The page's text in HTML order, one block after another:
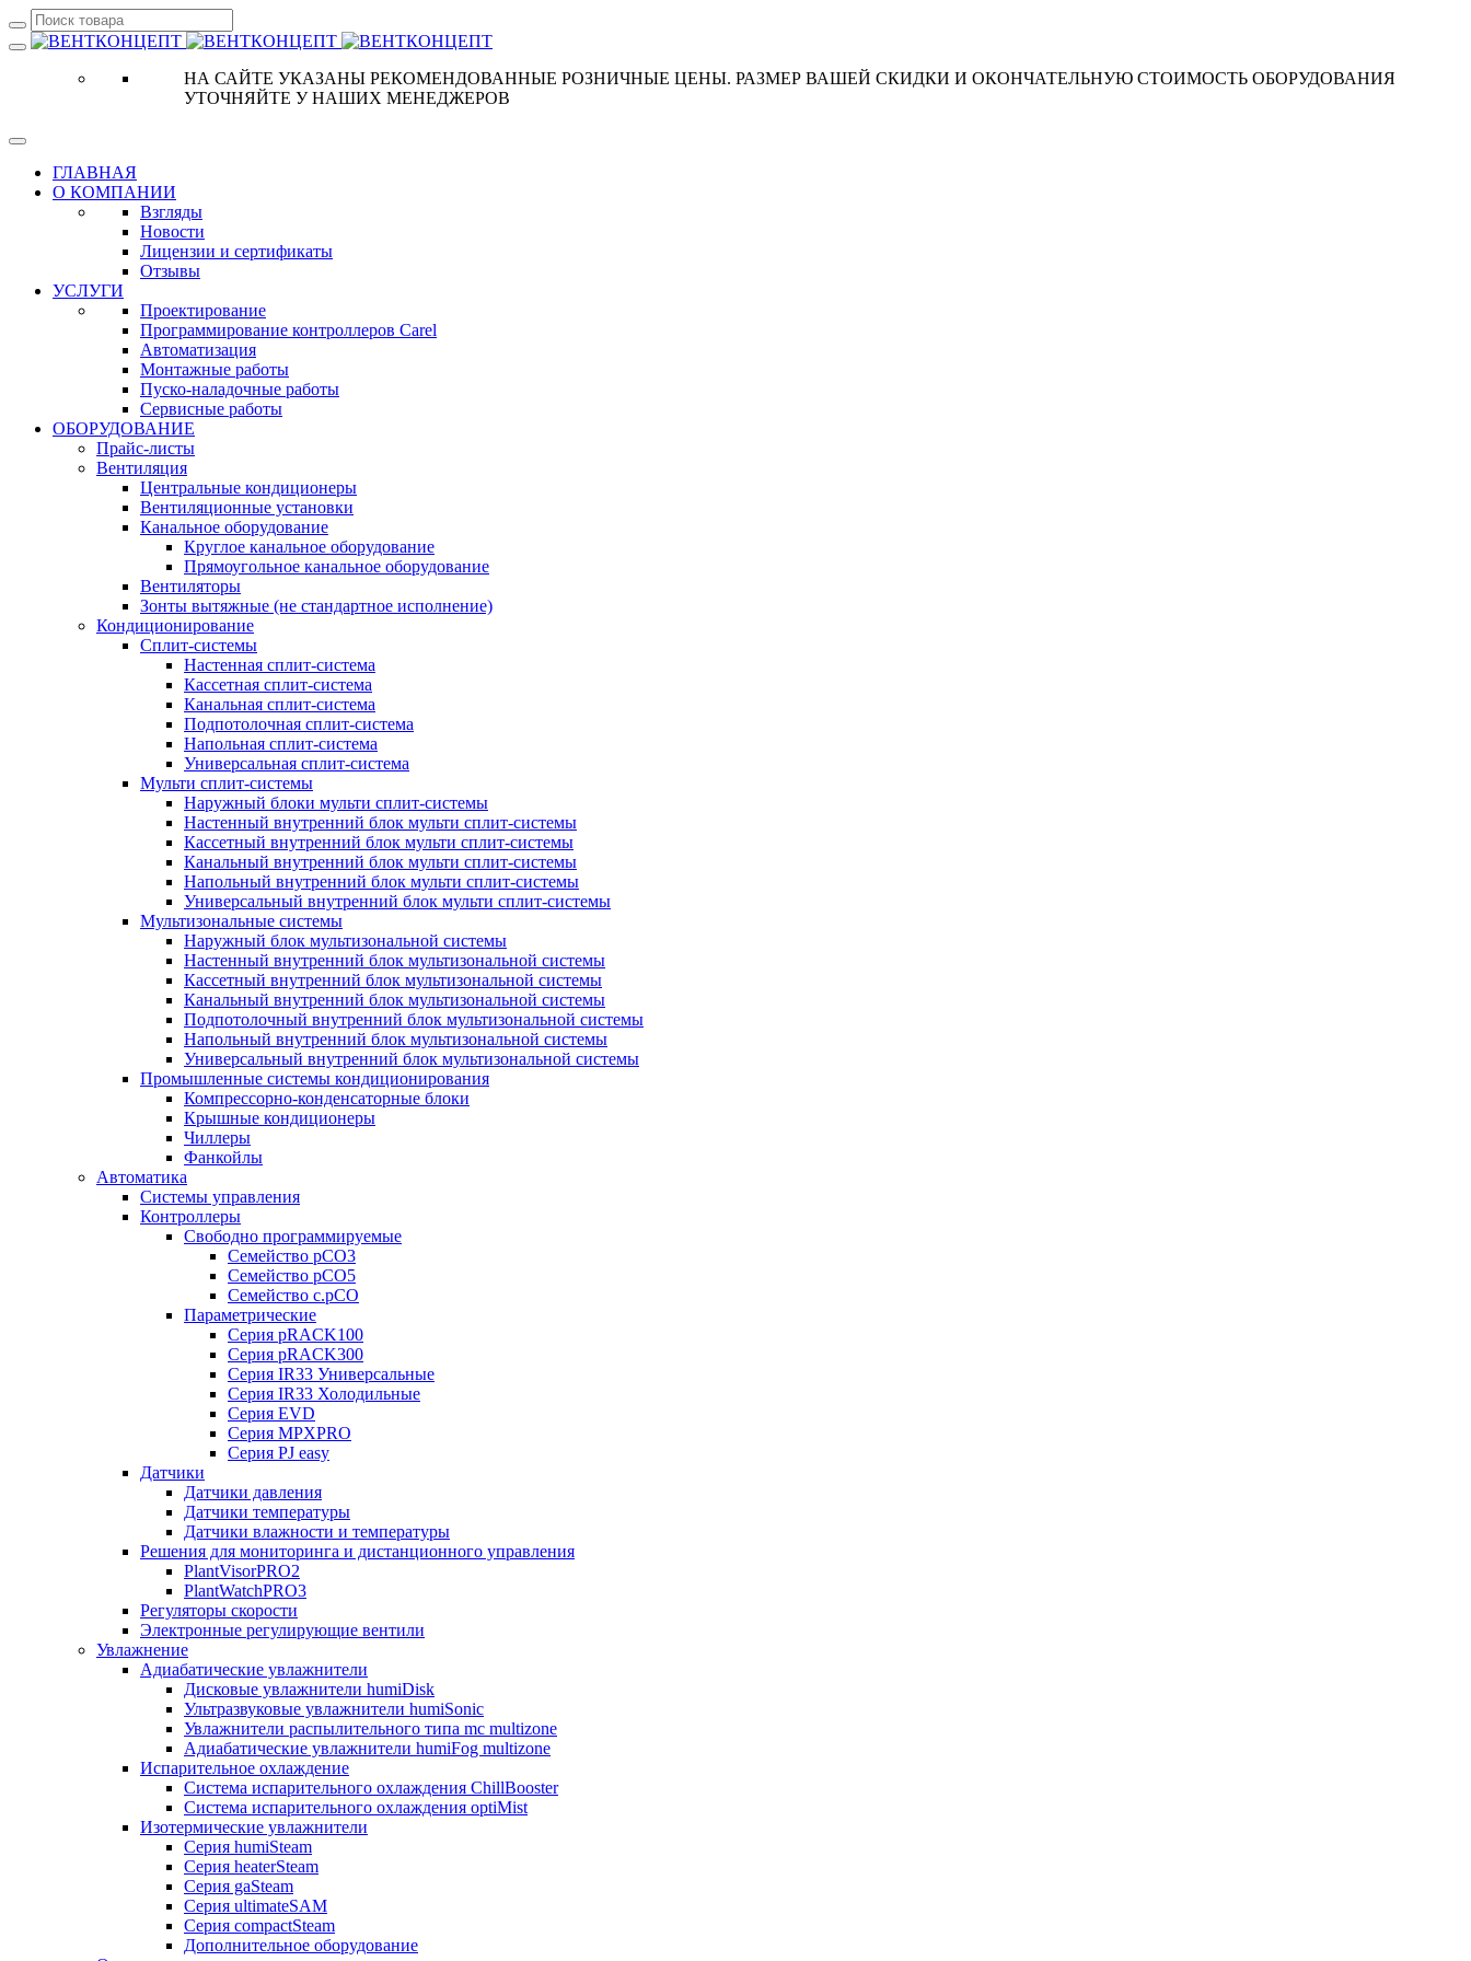
НА САЙТЕ УКАЗАНЫ РЕКОМЕНДОВАННЫЕ РОЗНИЧНЫЕ ЦЕНЫ. РАЗМЕР ВАШЕЙ СКИДКИ И ОКОНЧАТЕЛЬНУЮ СТОИМОСТЬ ОБОРУДОВАНИЯ
УТОЧНЯЙТЕ У НАШИХ МЕНЕДЖЕРОВ
ГЛАВНАЯ
О КОМПАНИИ
Взгляды
Новости
Лицензии и сертификаты
Отзывы
УСЛУГИ
Проектирование
Программирование контроллеров Carel
Автоматизация
Монтажные работы
Пуско-наладочные работы
Сервисные работы
ОБОРУДОВАНИЕ
Прайс-листы
Вентиляция
Центральные кондиционеры
Вентиляционные установки
Канальное оборудование
Круглое канальное оборудование
Прямоугольное канальное оборудование
Вентиляторы
Зонты вытяжные (не стандартное исполнение)
Кондиционирование
Сплит-системы
Настенная сплит-система
Кассетная сплит-система
Канальная сплит-система
Подпотолочная сплит-система
Напольная сплит-система
Универсальная сплит-система
Мульти сплит-системы
Наружный блоки мульти сплит-системы
Настенный внутренний блок мульти сплит-системы
Кассетный внутренний блок мульти сплит-системы
Канальный внутренний блок мульти сплит-системы
Напольный внутренний блок мульти сплит-системы
Универсальный внутренний блок мульти сплит-системы
Мультизональные системы
Наружный блок мультизональной системы
Настенный внутренний блок мультизональной системы
Кассетный внутренний блок мультизональной системы
Канальный внутренний блок мультизональной системы
Подпотолочный внутренний блок мультизональной системы
Напольный внутренний блок мультизональной системы
Универсальный внутренний блок мультизональной системы
Промышленные системы кондиционирования
Компрессорно-конденсаторные блоки
Крышные кондиционеры
Чиллеры
Фанкойлы
Автоматика
Системы управления
Контроллеры
Свободно программируемые
Семейство pCO3
Семейство pCO5
Семейство c.pCO
Параметрические
Серия pRACK100
Серия pRACK300
Серия IR33 Универсальные
Серия IR33 Холодильные
Серия EVD
Серия MPXPRO
Серия PJ easy
Датчики
Датчики давления
Датчики температуры
Датчики влажности и температуры
Решения для мониторинга и дистанционного управления
PlantVisorPRO2
PlantWatchPRO3
Регуляторы скорости
Электронные регулирующие вентили
Увлажнение
Адиабатические увлажнители
Дисковые увлажнители humiDisk
Ультразвуковые увлажнители humiSonic
Увлажнители распылительного типа mc multizone
Адиабатические увлажнители humiFog multizone
Испарительное охлаждение
Система испарительного охлаждения ChillBooster
Система испарительного охлаждения optiMist
Изотермические увлажнители
Серия humiSteam
Серия heaterSteam
Серия gaSteam
Серия ultimateSAM
Серия compactSteam
Дополнительное оборудование